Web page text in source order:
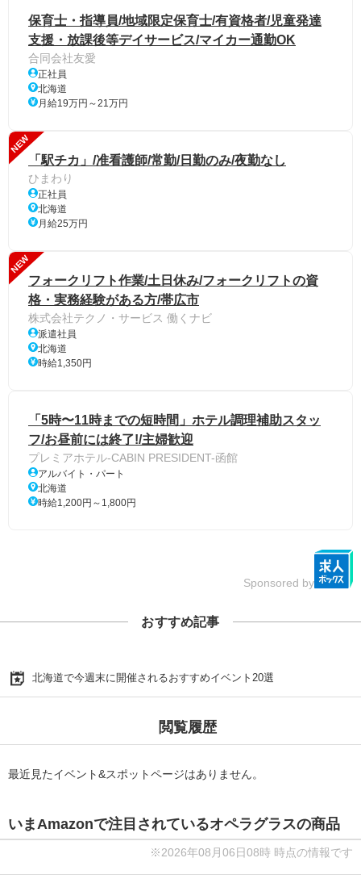
保育士・指導員/地域限定保育士/有資格者/児童発達
支援・放課後等デイサービス/マイカー通勤OK
合同会社友愛
正社員
北海道
月給19万円～21万円
NEW
「駅チカ」/准看護師/常勤/日勤のみ/夜勤なし
ひまわり
正社員
北海道
月給25万円
NEW
フォークリフト作業/土日休み/フォークリフトの資
格・実務経験がある方/帯広市
株式会社テクノ・サービス 働くナビ
派遣社員
北海道
時給1,350円
「5時〜11時までの短時間」ホテル調理補助スタッ
フ/お昼前には終了!/主婦歓迎
プレミアホテル-CABIN PRESIDENT-函館
アルバイト・パート
北海道
時給1,200円～1,800円
Sponsored by
おすすめ記事
北海道で今週末に開催されるおすすめイベント20選
閲覧履歴
最近見たイベント&スポットページはありません。
いまAmazonで注目されているオペラグラスの商品
※2026年08月06日08時 時点の情報です